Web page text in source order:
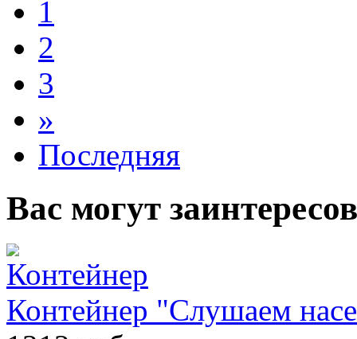
1
2
3
»
Последняя
Вас могут
Контейнер "Слушаем